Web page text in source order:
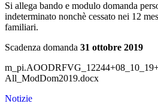
Si allega bando e modulo domanda
indeterminato nonchè cessato nei 12
familiari.
Scadenza domanda 31 ottobre 2019
All_ModDom2019.docx
Notizie